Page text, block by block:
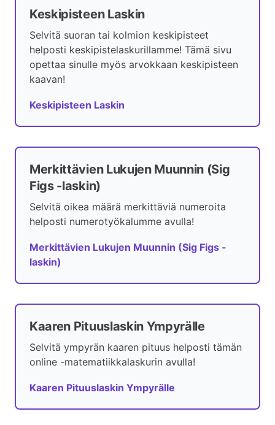
Keskipisteen Laskin
Selvitä suoran tai kolmion keskipisteet
helposti keskipistelaskurillamme! Tämä sivu
opettaa sinulle myös arvokkaan keskipisteen
kaavan!
Keskipisteen Laskin
Merkittävien Lukujen Muunnin (Sig
Figs -laskin)
Selvitä oikea määrä merkittäviä numeroita
helposti numerotyökalumme avulla!
Merkittävien Lukujen Muunnin (Sig Figs -
laskin)
Kaaren Pituuslaskin Ympyrälle
Selvitä ympyrän kaaren pituus helposti tämän
online -matematiikkalaskurin avulla!
Kaaren Pituuslaskin Ympyrälle